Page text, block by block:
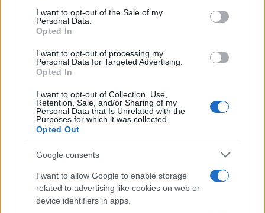
consent section.
I want to opt-out of the Sale of my
Personal Data.
Opted In
I want to opt-out of processing my
Personal Data for Targeted Advertising.
Opted In
I want to opt-out of Collection, Use,
Retention, Sale, and/or Sharing of my
Personal Data that Is Unrelated with the
Purposes for which it was collected.
Opted Out
Google consents
I want to allow Google to enable storage
related to advertising like cookies on web or
device identifiers in apps.
Condividi l'articolo
F
a
ce
b
o
o
T
w
it
te
r
Pi
n
te
re
st
W
h
at
A
p
S
h
a
Articolo precedente
Prossimo articolo
NOTIZIE RECENTI